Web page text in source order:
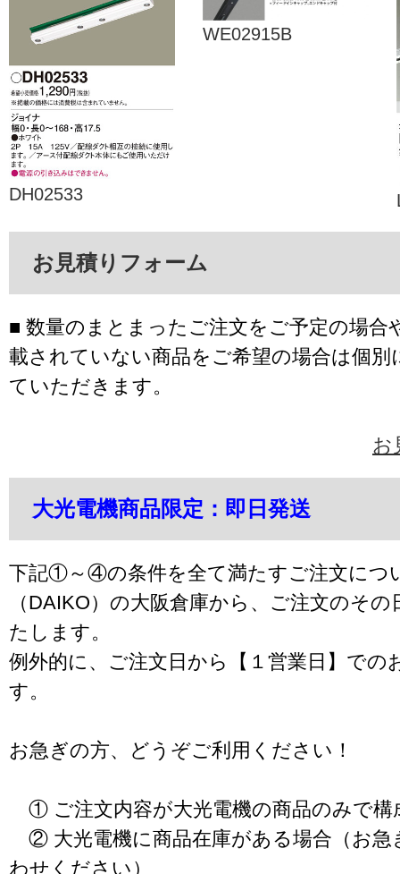
DH02533
WE02915B
お見積りフォーム
■ 数量のまとまったご注文をご予定の場合
載されていない商品をご希望の場合は個別
ていただきます。
お
大光電機商品限定：即日発送
下記①～④の条件を全て満たすご注文につ
（DAIKO）の大阪倉庫から、ご注文のそ
たします。
例外的に、ご注文日から【１営業日】での
す。
お急ぎの方、どうぞご利用ください！
① ご注文内容が大光電機の商品のみで構
② 大光電機に商品在庫がある場合（お急
わせください）